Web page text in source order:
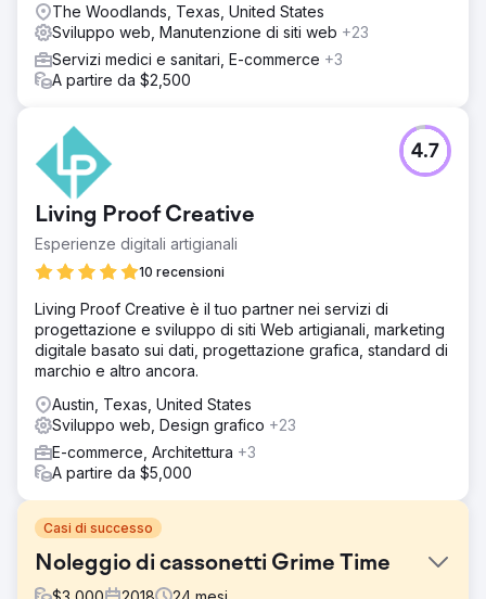
The Woodlands, Texas, United States
Sviluppo web, Manutenzione di siti web +23
Servizi medici e sanitari, E-commerce +3
A partire da $2,500
Living Proof Creative
Esperienze digitali artigianali
10 recensioni
4.7
Living Proof Creative è il tuo partner nei servizi di
progettazione e sviluppo di siti Web artigianali, marketing
digitale basato sui dati, progettazione grafica, standard di
marchio e altro ancora.
Austin, Texas, United States
Sviluppo web, Design grafico +23
E-commerce, Architettura +3
A partire da $5,000
Casi di successo
Noleggio di cassonetti Grime Time